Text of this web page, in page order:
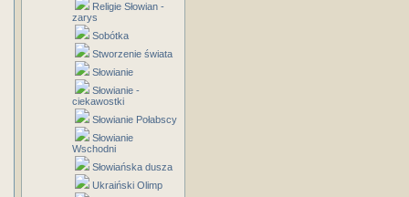
Religie Słowian -
zarys
Sobótka
Stworzenie świata
Słowianie
Słowianie -
ciekawostki
Słowianie Połabscy
Słowianie
Wschodni
Słowiańska dusza
Ukraiński Olimp